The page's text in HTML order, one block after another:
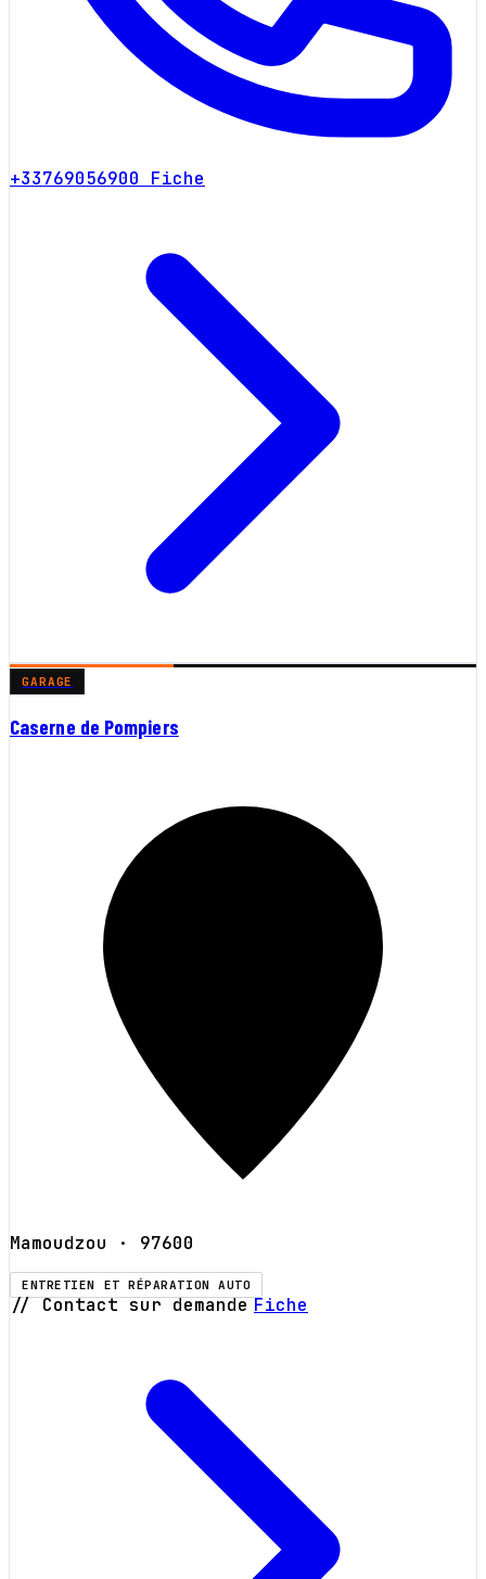
+33769056900 Fiche
GARAGE
Caserne de Pompiers
Mamoudzou · 97600
ENTRETIEN ET RÉPARATION AUTO
// Contact sur demande Fiche